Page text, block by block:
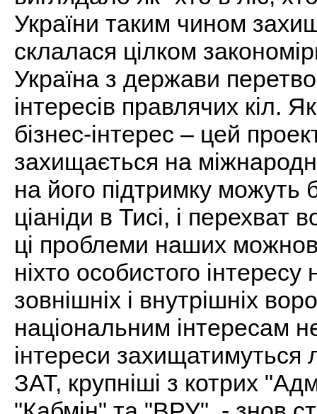
України таким чином
склалася цілком
Україна з держави
інтересів правлячих кіл.
бізнес-інтерес – цей
захищається на
на його підтримку можуть
ціаніди в Тисі, і перехват
ці проблеми наших
ніхто особистого
зовнішніх і внутрішніх
національним інтересам
інтереси захищатимуться
ЗАТ, крупніші з котрих